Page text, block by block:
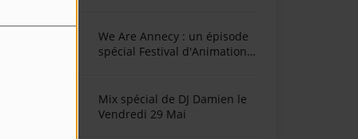
We Are Annecy : un épisode
spécial Festival d'Animation
Mix spécial de DJ Damien le
Vendredi 29 Mai